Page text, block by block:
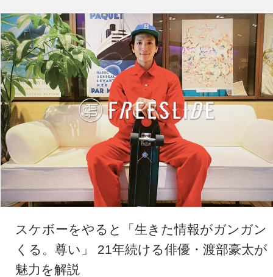
スケボーをやると「生きた情報がガンガン
くる。尊い」 21年続ける俳優・渡部豪太が
魅力を解説